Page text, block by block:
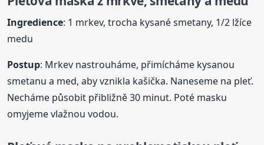
Ingredience: 1 mrkev, trocha kysané smetany, 1/2 lžíce
medu
Postup: Mrkev nastrouháme, přimícháme kysanou
smetanu a med, aby vznikla kašička. Naneseme na pleť.
Necháme působit přibližně 30 minut. Poté masku
omyjeme vlažnou vodou.